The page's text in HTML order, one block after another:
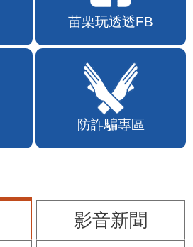
苗栗玩透透FB
防詐騙專區
影音新聞